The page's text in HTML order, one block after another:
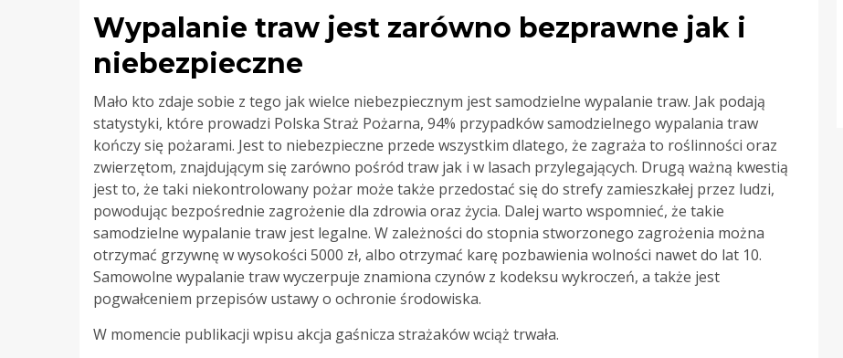
Wypalanie traw jest zarówno bezprawne jak i
niebezpieczne
Mało kto zdaje sobie z tego jak wielce niebezpiecznym jest samodzielne wypalanie traw. Jak podają
statystyki, które prowadzi Polska Straż Pożarna, 94% przypadków samodzielnego wypalania traw
kończy się pożarami. Jest to niebezpieczne przede wszystkim dlatego, że zagraża to roślinności oraz
zwierzętom, znajdującym się zarówno pośród traw jak i w lasach przylegających. Drugą ważną kwestią
jest to, że taki niekontrolowany pożar może także przedostać się do strefy zamieszkałej przez ludzi,
powodując bezpośrednie zagrożenie dla zdrowia oraz życia. Dalej warto wspomnieć, że takie
samodzielne wypalanie traw jest legalne. W zależności do stopnia stworzonego zagrożenia można
otrzymać grzywnę w wysokości 5000 zł, albo otrzymać karę pozbawienia wolności nawet do lat 10.
Samowolne wypalanie traw wyczerpuje znamiona czynów z kodeksu wykroczeń, a także jest
pogwałceniem przepisów ustawy o ochronie środowiska.
W momencie publikacji wpisu akcja gaśnicza strażaków wciąż trwała.